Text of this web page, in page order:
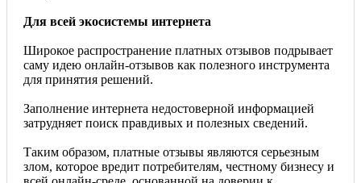
Для всей экосистемы интернета
Широкое распространение платных отзывов подрывает
саму идею онлайн-отзывов как полезного инструмента
для принятия решений.
Заполнение интернета недостоверной информацией
затрудняет поиск правдивых и полезных сведений.
Таким образом, платные отзывы являются серьезным
злом, которое вредит потребителям, честному бизнесу и